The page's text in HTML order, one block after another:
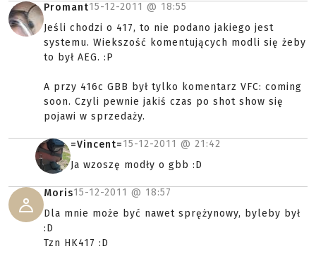
Promant15-12-2011 @ 18:55
Jeśli chodzi o 417, to nie podano jakiego jest
systemu. Wiekszość komentujących modli się żeby
to był AEG. :P
A przy 416c GBB był tylko komentarz VFC: coming
soon. Czyli pewnie jakiś czas po shot show się
pojawi w sprzedaży.
=Vincent=15-12-2011 @ 21:42
Ja wzoszę modły o gbb :D
Moris15-12-2011 @ 18:57
Dla mnie może być nawet sprężynowy, byleby był
:D
Tzn HK417 :D